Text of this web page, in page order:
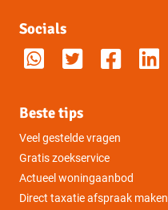
Huidige gebruik
Kadastrale gegevens
Eigendomssituatie
Sectie
Perceelnummer
Socials
Beste tips
Veel gestelde vragen
Gratis zoekservice
Actueel woningaanbod
Direct taxatie afspraak maken